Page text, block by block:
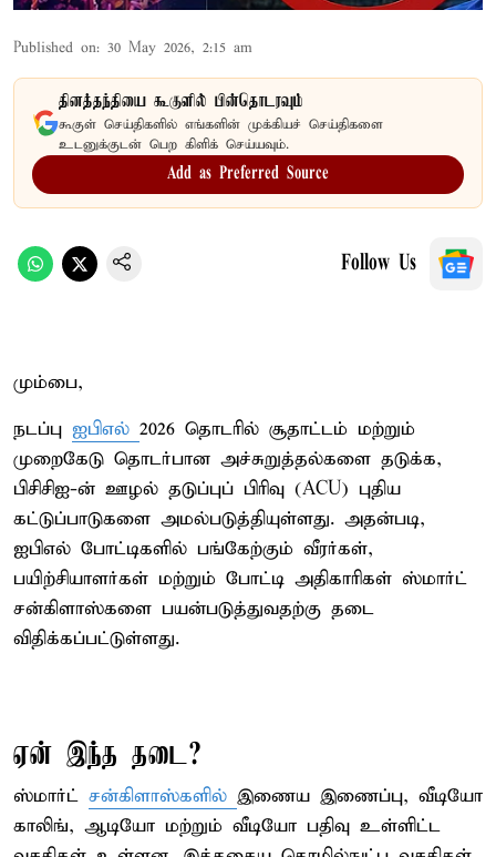
Published on: 30 May 2026, 2:15 am
தினத்தந்தியை கூகுளில் பின்தொடரவும்
கூகுள் செய்திகளில் எங்களின் முக்கியச் செய்திகளை
உடனுக்குடன் பெற கிளிக் செய்யவும்.
Add as Preferred Source
Follow Us
மும்பை,
நடப்பு ஐபிஎல் 2026 தொடரில் சூதாட்டம் மற்றும்
முறைகேடு தொடர்பான அச்சுறுத்தல்களை தடுக்க,
பிசிசிஐ-ன் ஊழல் தடுப்புப் பிரிவு (ACU) புதிய
கட்டுப்பாடுகளை அமல்படுத்தியுள்ளது. அதன்படி,
ஐபிஎல் போட்டிகளில் பங்கேற்கும் வீரர்கள்,
பயிற்சியாளர்கள் மற்றும் போட்டி அதிகாரிகள் ஸ்மார்ட்
சன்கிளாஸ்களை பயன்படுத்துவதற்கு தடை
விதிக்கப்பட்டுள்ளது.
ஏன் இந்த தடை?
ஸ்மார்ட் சன்கிளாஸ்களில் இணைய இணைப்பு, வீடியோ
காலிங், ஆடியோ மற்றும் வீடியோ பதிவு உள்ளிட்ட